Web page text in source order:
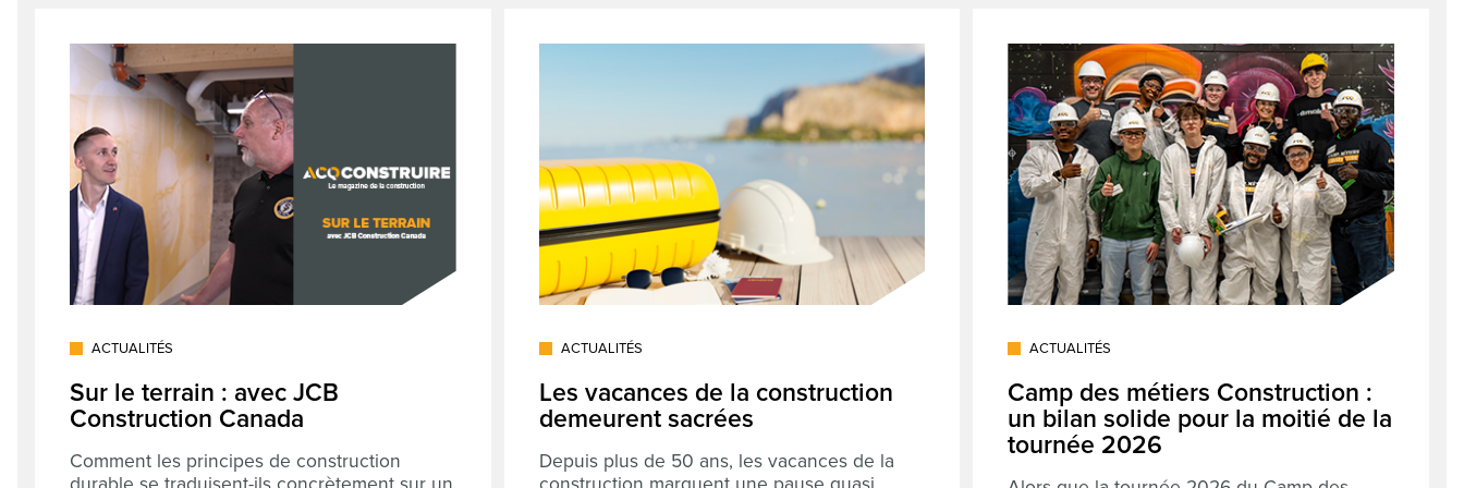
ACTUALITÉS
Sur le terrain : avec JCB
Construction Canada
Comment les principes de construction
ACTUALITÉS
Les vacances de la construction
demeurent sacrées
Depuis plus de 50 ans, les vacances de la
ACTUALITÉS
Camp des métiers Construction :
un bilan solide pour la moitié de la
tournée 2026